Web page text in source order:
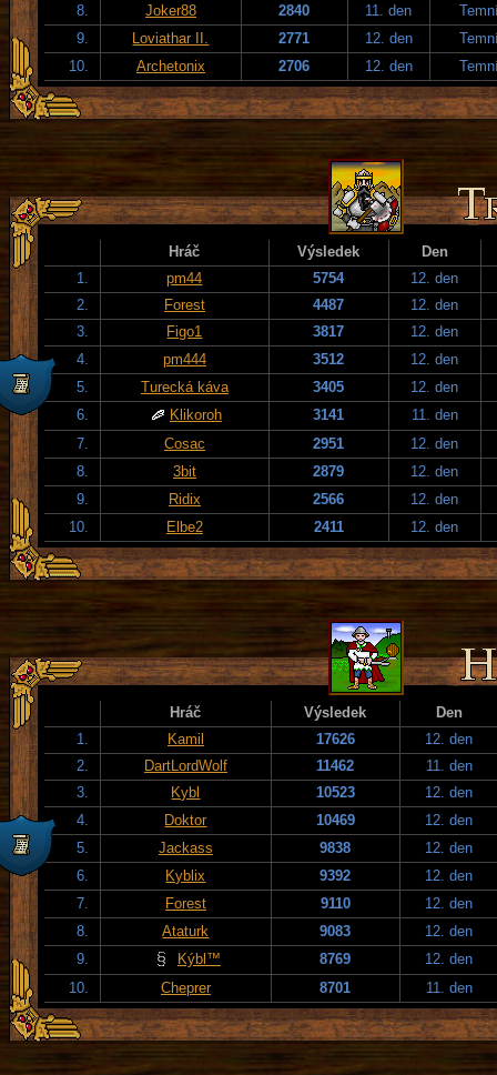
8.
Joker88 2840 11. den
9.
Loviathar II. 2771 12. den
10.
Archetonix 2706 12. den
Hráč Výsledek
Den
1.
pm44 5754
12. den
2.
Forest 4487
12. den
3.
Figo1 3817
12. den
4.
pm444 3512
12. den
5.
Turecká káva 3405
12. den
6.
Klikoroh 3141
11. den
7.
Cosac 2951
12. den
8.
3bit 2879
12. den
9.
Ridix 2566
12. den
10.
Elbe2 2411 12. den
Hráč Výsledek
Den
1.
Kamil 17626
12. den
2.
DartLordWolf 11462
11. den
3.
Kybl 10523
12. den
4.
Doktor 10469
12. den
5.
Jackass 9838
12. den
6.
Kyblix 9392
12. den
7.
Forest 9110
12. den
8.
Ataturk 9083
12. den
9.
Kýbl™ 8769
12. den
10.
Cheprer 8701 11. den